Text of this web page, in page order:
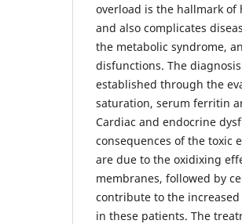
overload is the hallmark of
and also complicates
the metabolic syndrome,
disfunctions. The
established through the
saturation, serum ferritin
Cardiac and endocrine
consequences of the toxic
are due to the oxidixing
membranes, followed by
contribute to the
in these patients. The